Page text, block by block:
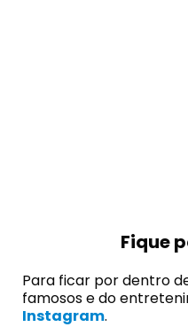
Fique
Para ficar por dentro
famosos e do
Instagram.